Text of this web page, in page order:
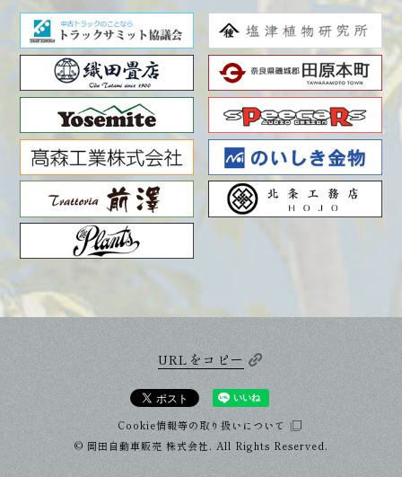
URLをコピー
Cookie情報等の取り扱いについて
© 岡田自動車販売 株式会社. All Rights Reserved.